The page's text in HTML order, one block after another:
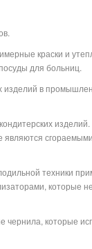
краски и
для больниц.
изделий в
являются сгораемыми
техники
которые не
чернила, которые